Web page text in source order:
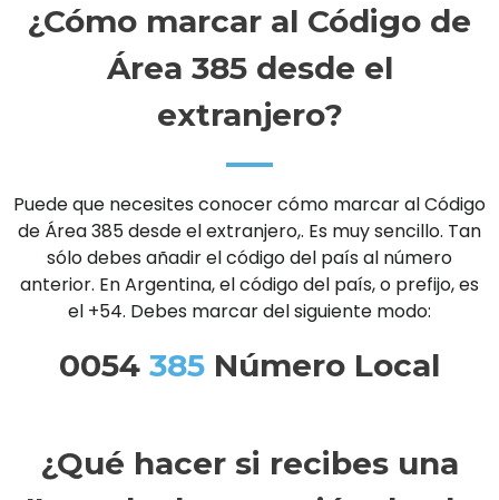
¿Cómo marcar al Código de
Área 385 desde el
extranjero?
Puede que necesites conocer cómo marcar al Código
de Área 385 desde el extranjero,. Es muy sencillo. Tan
sólo debes añadir el código del país al número
anterior. En Argentina, el código del país, o prefijo, es
el +54. Debes marcar del siguiente modo:
0054 385 Número Local
¿Qué hacer si recibes una